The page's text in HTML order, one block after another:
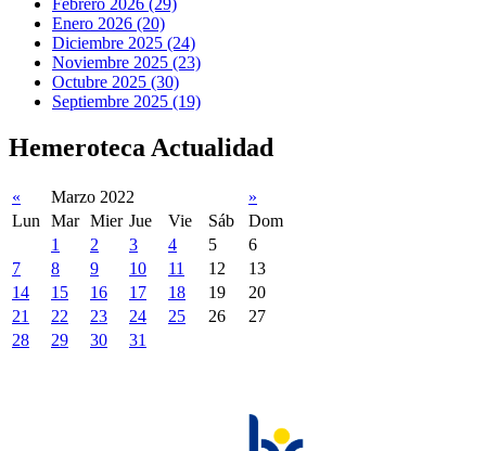
Febrero 2026 (29)
Enero 2026 (20)
Diciembre 2025 (24)
Noviembre 2025 (23)
Octubre 2025 (30)
Septiembre 2025 (19)
Hemeroteca Actualidad
« Marzo 2022
»
Lun
Mar Mier Jue Vie Sáb
Dom
1
2 3 4 5
6
7
8 9 10 11 12
13
14
15 16 17 18 19
20
21
22 23 24 25 26
27
28
29 30 31